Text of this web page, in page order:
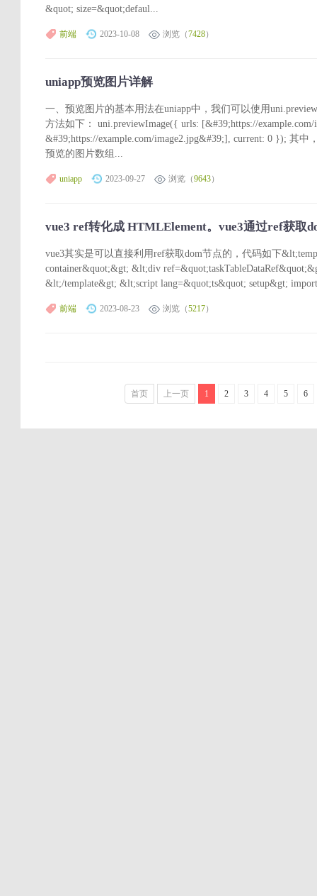
&quot; size=&quot;defaul...
前端 2023-10-08 浏览（7428）
uniapp预览图片详解
一、预览图片的基本用法在uniapp中，我们可以使用
方法如下： uni.previewImage({ urls: [&#39;https://example.com/
&#39;https://example.com/image2.jpg&#39;], current: 0 }); 其
预览的图片数组...
uniapp 2023-09-27 浏览（9643）
vue3 ref转化成 HTMLElement。vue3通过ref获取
vue3其实是可以直接利用ref获取dom节点的，代码如下
container&quot;&gt; &lt;div
&lt;/template&gt; &lt;script lang=&quot;ts&quot; setup&gt;
前端 2023-08-23 浏览（5217）
首页 上一页 1 2 3 4 5 6